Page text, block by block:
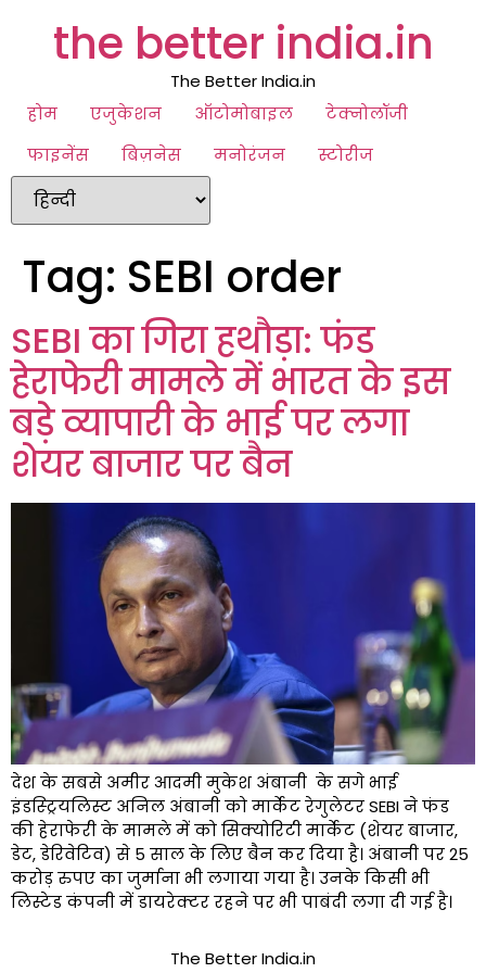
the better india.in
The Better India.in
होम
एजुकेशन ऑटोमोबाइल
टेक्नोलॉजी
फाइनेंस
बिज़नेस मनोरंजन स्टोरीज
Tag: SEBI order
SEBI का गिरा हथौड़ा: फंड
हेराफेरी मामले में भारत के इस
बड़े व्यापारी के भाई पर लगा
शेयर बाजार पर बैन
देश के सबसे अमीर आदमी मुकेश अंबानी के सगे भाई
इंडस्ट्रियलिस्ट अनिल अंबानी को मार्केट रेगुलेटर SEBI ने फंड
की हेराफेरी के मामले में को सिक्योरिटी मार्केट (शेयर बाजार,
डेट, डेरिवेटिव) से 5 साल के लिए बैन कर दिया है। अंबानी पर 25
करोड़ रुपए का जुर्माना भी लगाया गया है। उनके किसी भी
लिस्टेड कंपनी में डायरेक्टर रहने पर भी पाबंदी लगा दी गई है।
The Better India.in